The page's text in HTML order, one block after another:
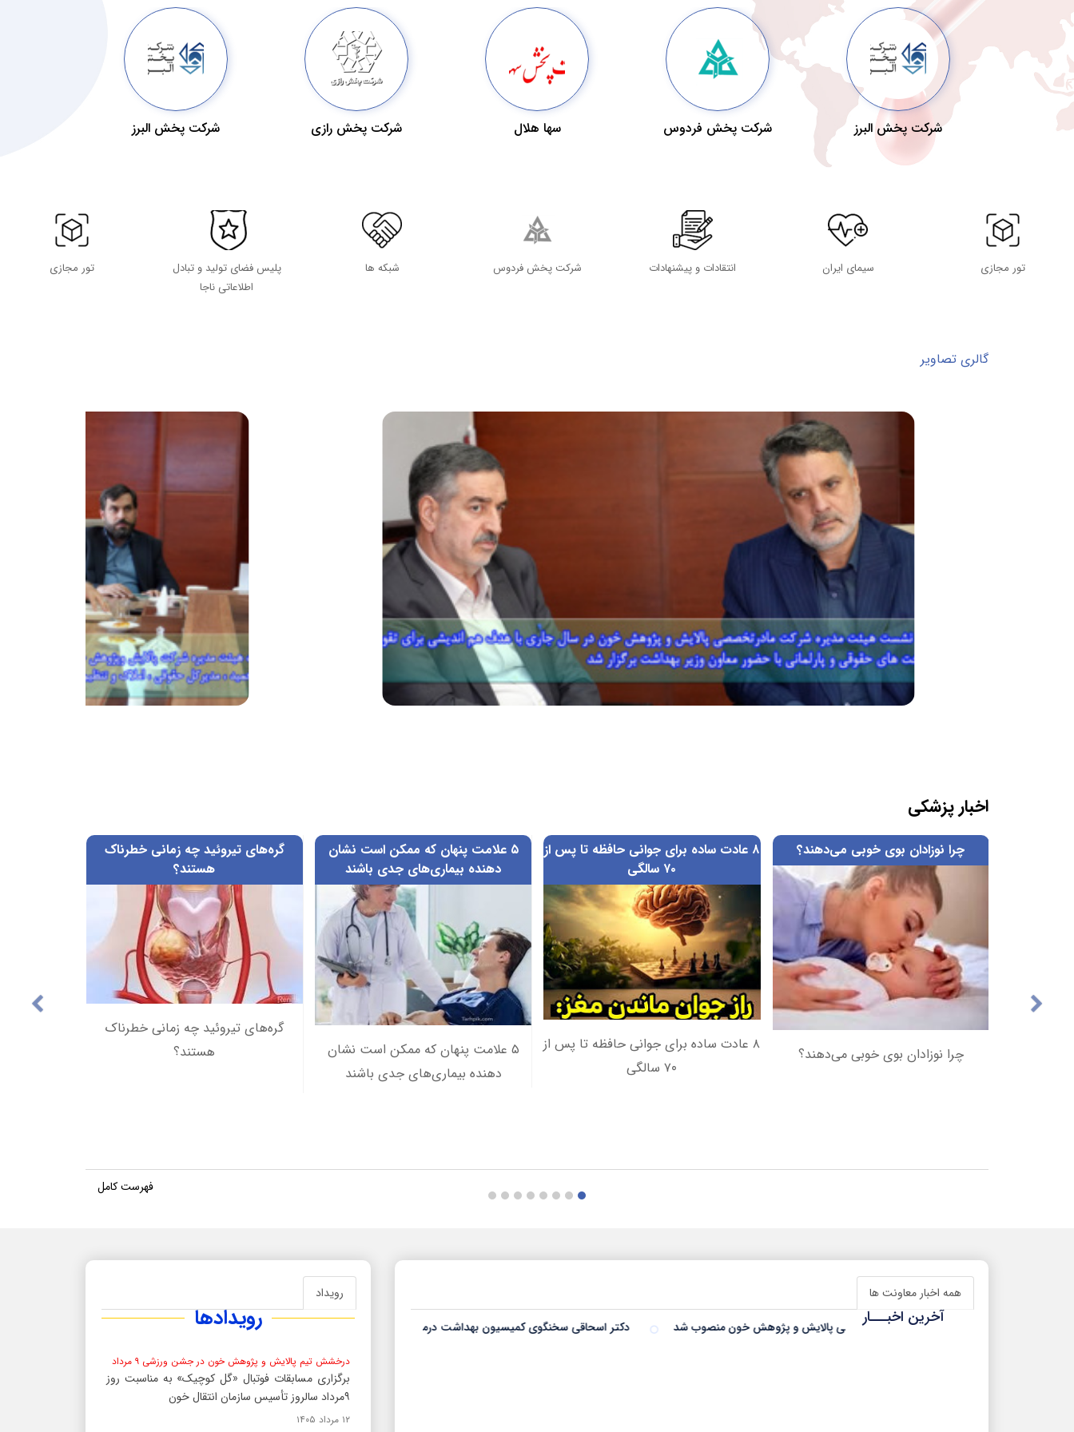
شرکت پخش البرز شرکت پخش فردوس سها هلال شرکت پخش رازی شرکت پخش البرز
تور مجازی سیمای ایران انتقادات و پیشنهادات شرکت پخش فردوس شبکه ها
پلیس فضای تولید و تبادل
اطلاعاتی ناجا
تور مجازی
گالری تصاویر
اخبار پزشکی
چرا نوزادان بوی خوبی می‌دهند؟
چرا نوزادان بوی خوبی می‌دهند؟
۸ عادت ساده برای جوانی حافظه تا پس از
۷۰ سالگی
۸ عادت ساده برای جوانی حافظه تا پس از
۷۰ سالگی
۵ علامت پنهان که ممکن است نشان
دهنده بیماری‌های جدی باشند
۵ علامت پنهان که ممکن است نشان
دهنده بیماری‌های جدی باشند
گره‌های تیروئید چه زمانی خطرناک
هستند؟
گره‌های تیروئید چه زمانی خطرناک
هستند؟
فهرست کامل
همه اخبار معاونت ها
آخرین اخبـــار دکتر اسحاقی سخنگوی کمیسیون بهداشت درمان: توجه ویژه به این شرکتها از مطالبات موکد مقام معظم رهبری است مدیرعامل شرکت مادرتخصصی پالایش و پژوهش خون منصوب شد
رویداد
رویدادها
درخشش تیم پالایش و پژوهش خون در جشن ورزشی ۹ مرداد
برگزاری مسابقات فوتبال «گل کوچیک» به مناسبت روز
۹مرداد سالروز تأسیس سازمان انتقال خون
۱۲ مرداد ۱۴۰۵